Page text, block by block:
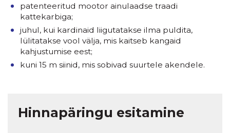
patenteeritud mootor ainulaadse traadi
kattekarbiga;
juhul, kui kardinaid liigutatakse ilma puldita,
lülitatakse vool välja, mis kaitseb kangaid
kahjustumise eest;
kuni 15 m siinid, mis sobivad suurtele akendele.
Hinnapäringu esitamine